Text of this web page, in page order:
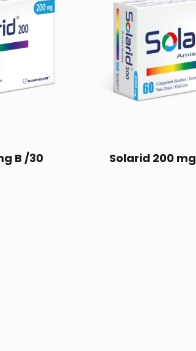
B /30 Solarid 200